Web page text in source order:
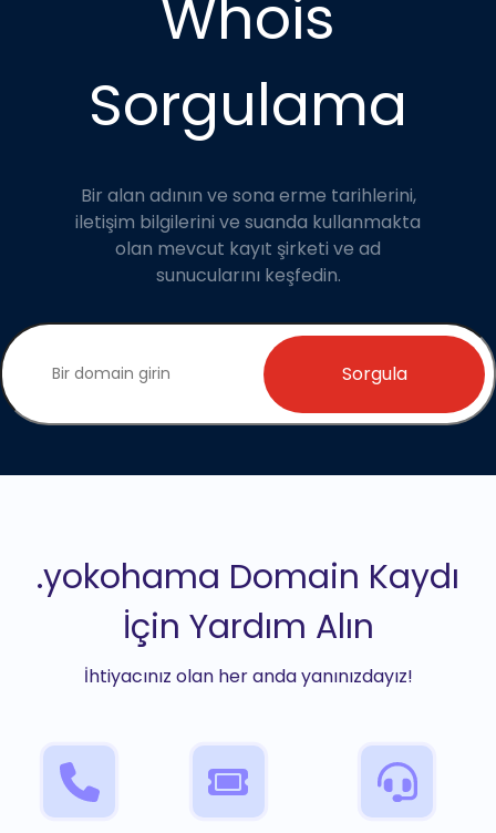
Whois
Sorgulama
Bir alan adının ve sona erme tarihlerini,
iletişim bilgilerini ve suanda kullanmakta
olan mevcut kayıt şirketi ve ad
sunucularını keşfedin.
Sorgula
.yokohama Domain Kaydı
İçin Yardım Alın
İhtiyacınız olan her anda yanınızdayız!